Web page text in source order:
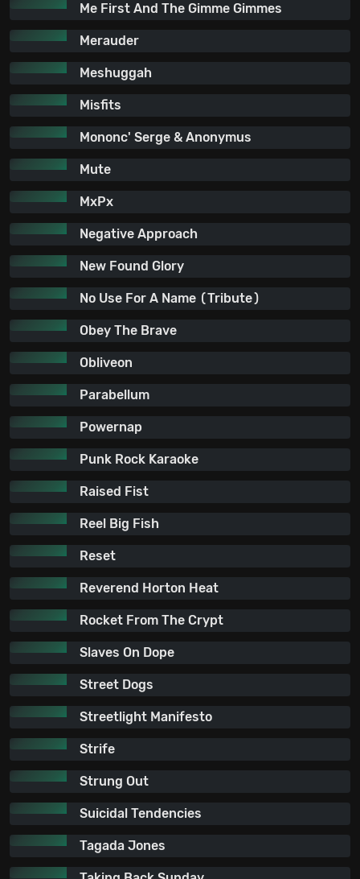
Me First And The Gimme Gimmes
Merauder
Meshuggah
Misfits
Mononc' Serge & Anonymus
Mute
MxPx
Negative Approach
New Found Glory
No Use For A Name (Tribute)
Obey The Brave
Obliveon
Parabellum
Powernap
Punk Rock Karaoke
Raised Fist
Reel Big Fish
Reset
Reverend Horton Heat
Rocket From The Crypt
Slaves On Dope
Street Dogs
Streetlight Manifesto
Strife
Strung Out
Suicidal Tendencies
Tagada Jones